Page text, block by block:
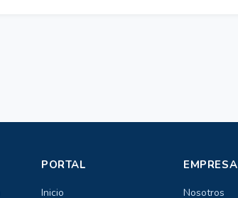
PORTAL
Inicio
EMPRESA
Nosotros